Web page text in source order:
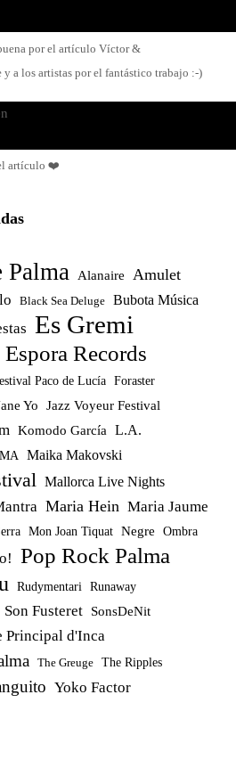
por el artículo Víctor &
a los artistas por el fantástico trabajo :-)
artículo ❤️
Palma Alanaire Amulet
Black Sea Deluge Bubota Música
Es Gremi
Espora Records
Paco de Lucía Foraster
Yo
Jazz Voyeur Festival
Komodo García L.A.
Maika Makovski
Mallorca Live Nights
Maria Hein Maria Jaume
Mon Joan Tiquat Negre Ombra
Pop Rock Palma
Rudymentari Runaway
Son Fusteret SonsDeNit
Principal d'Inca
The Greuge The Ripples
Yoko Factor